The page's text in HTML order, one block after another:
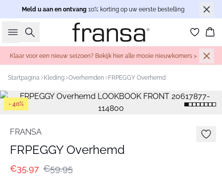
Meld u aan en ontvang 10% korting op uw eerste bestelling
Zoeken
Klaar voor een nieuw seizoen? Bekijk hier alle mooie nieuwkomers >
Startpagina Kleding Overhemden FRPEGGY Overhemd
- 40%
FRANSA
FRPEGGY Overhemd
€35,97 €59,95